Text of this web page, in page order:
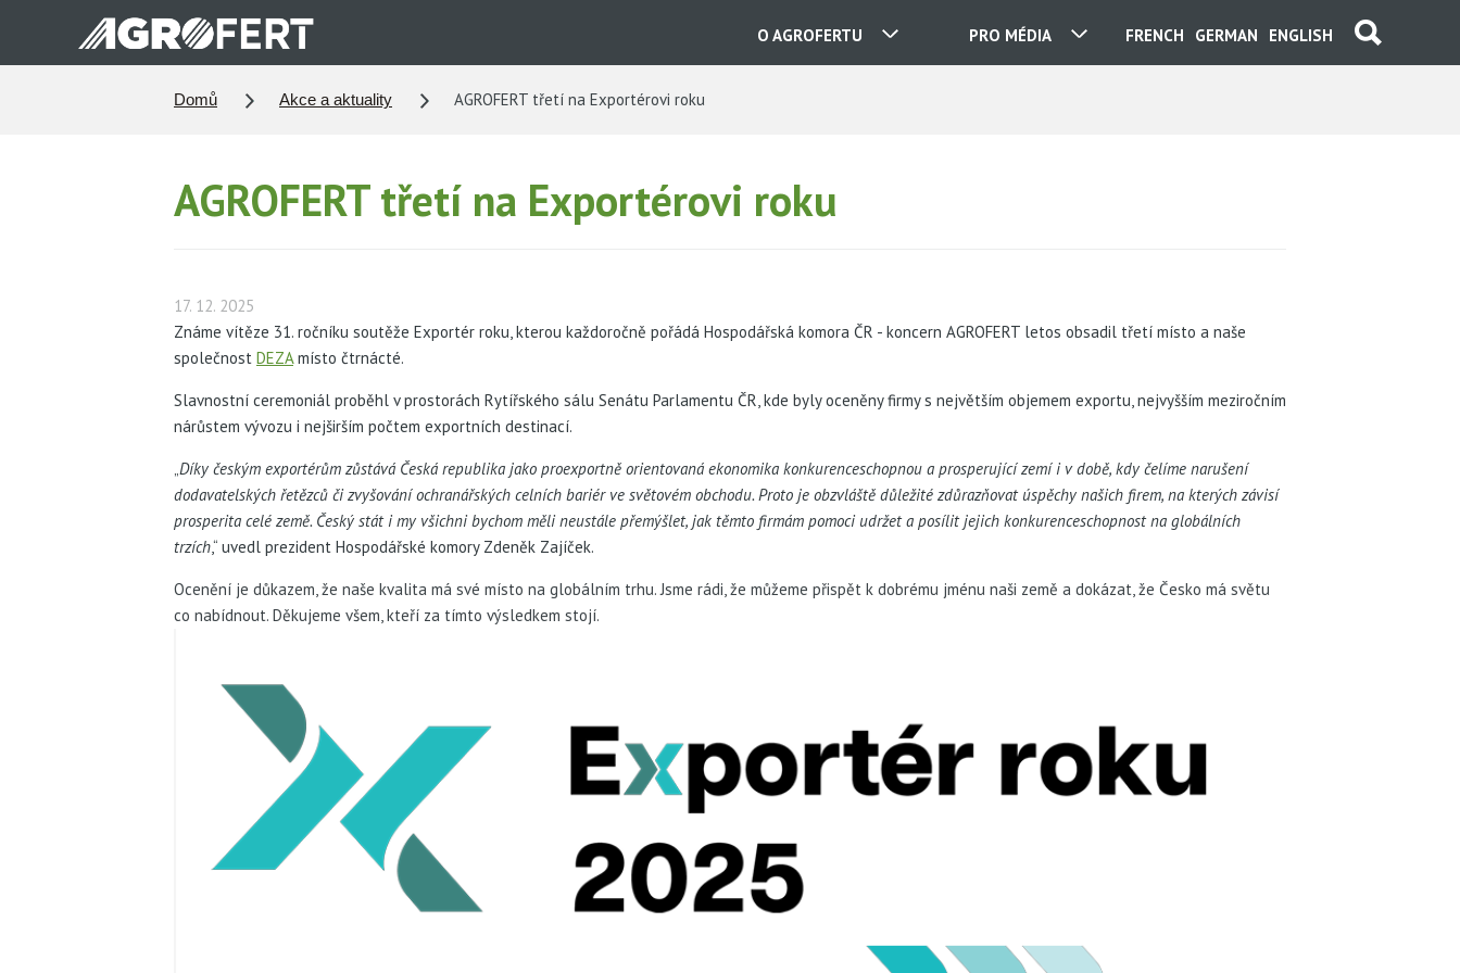
hlavnímu
ENGLISH
GERMAN
FRENCH
PRO MÉDIA
O AGROFERTU
KONTAKTY
Domů Akce a aktuality AGROFERT třetí na Exportérovi roku
AGROFERT třetí na Exportérovi roku
17. 12. 2025
Známe vítěze 31. ročníku soutěže Exportér roku, kterou každoročně pořádá Hospodářská komora ČR - koncern AGROFERT letos obsadil třetí místo a naše
společnost DEZAmísto čtrnácté.
Slavnostní ceremoniál proběhl v prostorách Rytířského sálu Senátu Parlamentu ČR, kde byly oceněny firmy s největším objemem exportu, nejvyšším meziročním
nárůstem vývozu i nejširším počtem exportních destinací.
„Díky českým exportérům zůstává Česká republika jako proexportně orientovaná ekonomika konkurenceschopnou a prosperující zemí i v době, kdy čelíme narušení
dodavatelských řetězců či zvyšování ochranářských celních bariér ve světovém obchodu. Proto je obzvláště důležité zdůrazňovat úspěchy našich firem, na kterých závisí
prosperita celé země. Český stát i my všichni bychom měli neustále přemýšlet, jak těmto firmám pomoci udržet a posílit jejich konkurenceschopnost na globálních
trzích,“ uvedl prezident Hospodářské komory Zdeněk Zajíček.
Ocenění je důkazem, že naše kvalita má své místo na globálním trhu. Jsme rádi, že můžeme přispět k dobrému jménu naši země a dokázat, že Česko má světu
co nabídnout. Děkujeme všem, kteří za tímto výsledkem stojí.